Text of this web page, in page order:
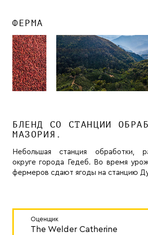
ФЕРМА
БЛЕНД СО СТАНЦИИ
МАЗОРИЯ.
Небольшая станция обработки,
округе города Гедеб. Во время
фермеров сдают ягоды на станцию
Оценщик
The Welder Catherine